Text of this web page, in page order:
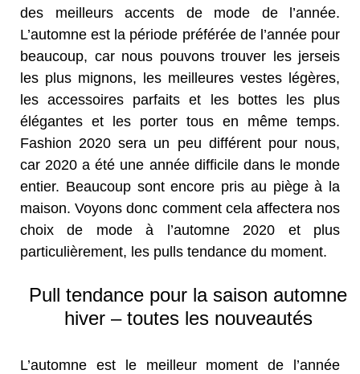
des meilleurs accents de mode de l’année.
L’automne est la période préférée de l’année pour
beaucoup, car nous pouvons trouver les jerseis
les plus mignons, les meilleures vestes légères,
les accessoires parfaits et les bottes les plus
élégantes et les porter tous en même temps.
Fashion 2020 sera un peu différent pour nous,
car 2020 a été une année difficile dans le monde
entier. Beaucoup sont encore pris au piège à la
maison. Voyons donc comment cela affectera nos
choix de mode à l’automne 2020 et plus
particulièrement, les pulls tendance du moment.
Pull tendance pour la saison automne
hiver – toutes les nouveautés
L’automne est le meilleur moment de l’année